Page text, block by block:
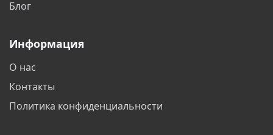
Блог
Информация
О нас
Контакты
Политика конфиденциальности